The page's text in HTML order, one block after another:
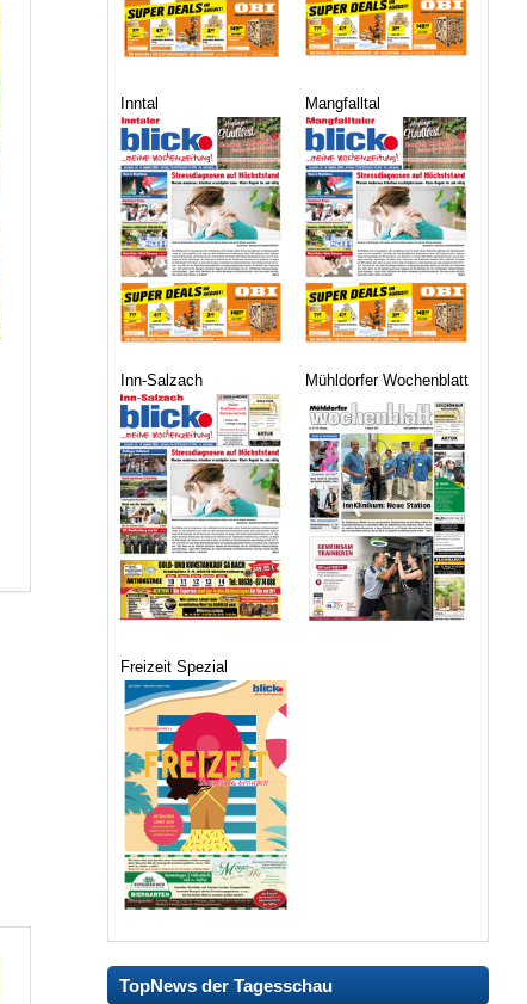
Inntal Mangfalltal
Inn-Salzach Mühldorfer Wochenblatt
Freizeit Spezial
TopNews der Tagesschau